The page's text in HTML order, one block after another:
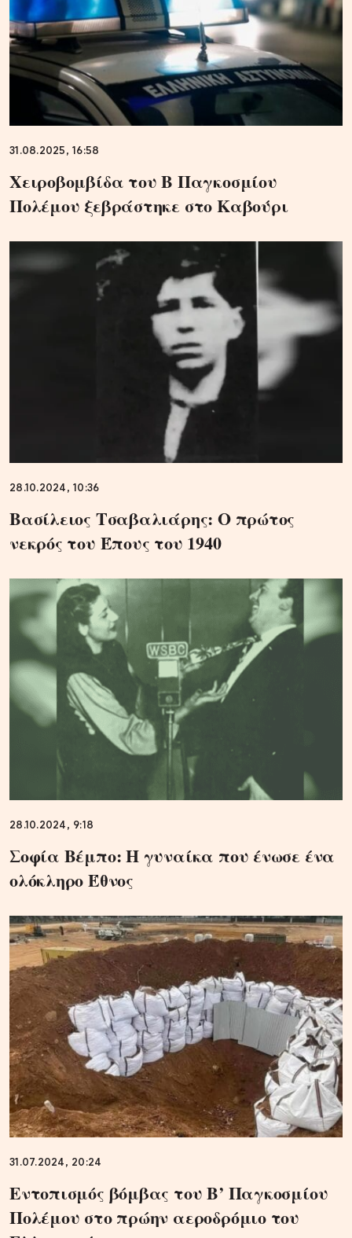
31.08.2025, 16:58
Χειροβομβίδα του Β Παγκοσμίου
Πολέμου ξεβράστηκε στο Καβούρι
28.10.2024, 10:36
Βασίλειος Τσαβαλιάρης: Ο πρώτος
νεκρός του Έπους του 1940
28.10.2024, 9:18
Σοφία Βέμπο: Η γυναίκα που ένωσε ένα
ολόκληρο Έθνος
31.07.2024, 20:24
Εντοπισμός βόμβας του Β’ Παγκοσμίου
Πολέμου στο πρώην αεροδρόμιο του